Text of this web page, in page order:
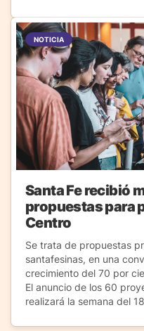
NOTICIA
Santa Fe recibió
propuestas para
Centro
Se trata de propuestas
santafesinas, en una
crecimiento del 70 por
El anuncio de los 60
realizará la semana del